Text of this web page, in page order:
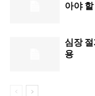
아야
심장
용